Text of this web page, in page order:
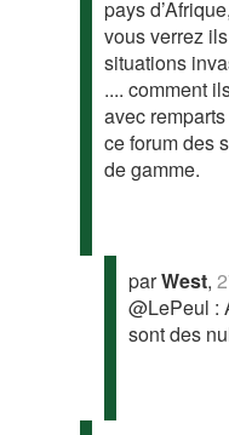
pays
vous verrez
situations
.... comment
avec
ce forum des
de gamme.
parWest,
@LePeul :
sont des